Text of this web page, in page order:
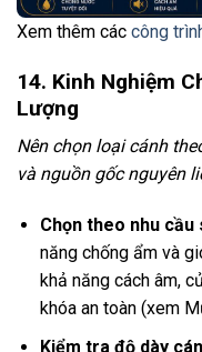
Xem thêm các công
14. Kinh Nghiệm
Lượng
Nên chọn loại cánh
và nguồn gốc nguyên
Chọn theo nhu cầu
năng chống ẩm và
khả năng cách âm,
khóa an toàn (xem
Kiểm tra độ dày